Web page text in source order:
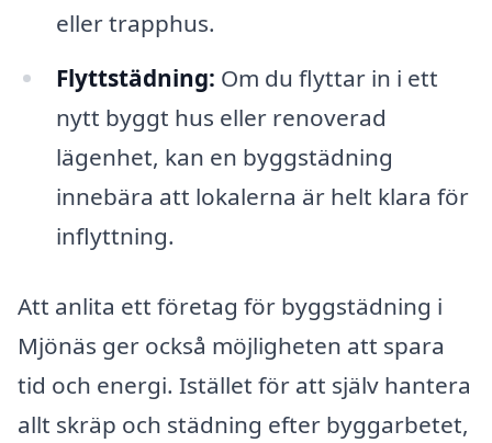
eller trapphus.
Flyttstädning: Om du flyttar in i ett
nytt byggt hus eller renoverad
lägenhet, kan en byggstädning
innebära att lokalerna är helt klara för
inflyttning.
Att anlita ett företag för byggstädning i
Mjönäs ger också möjligheten att spara
tid och energi. Istället för att själv hantera
allt skräp och städning efter byggarbetet,